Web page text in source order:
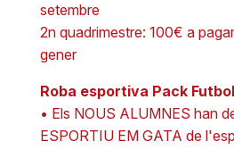
setembre
2n quadrimestre: 100€ a
gener
Roba esportiva Pack
• Els NOUS ALUMNES han
ESPORTIU EM GATA de